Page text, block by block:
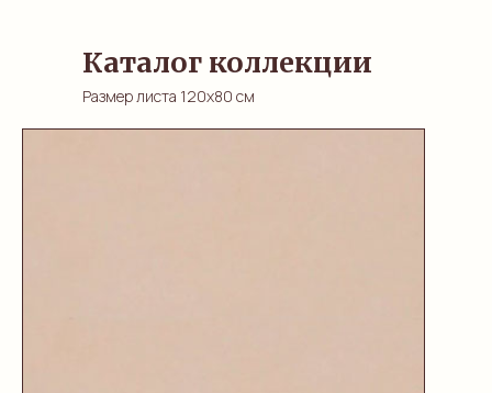
Каталог коллекции
Размер листа 120х80 см